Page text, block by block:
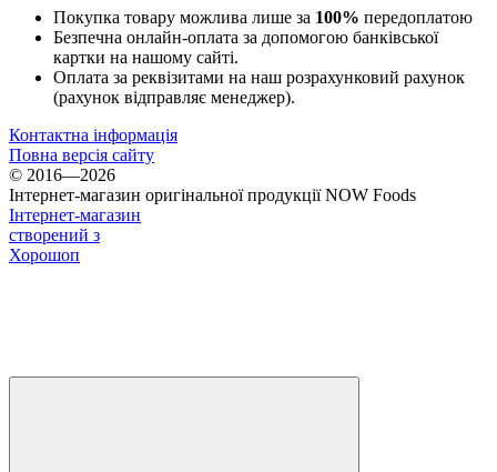
Покупка товару можлива лише за 100% передоплатою
Безпечна онлайн-оплата за допомогою банківської
картки на нашому сайті.
Оплата за реквізитами на наш розрахунковий рахунок
(рахунок відправляє менеджер).
Контактна інформація
Повна версія сайту
© 2016—2026
Інтернет-магазин оригінальної продукції NOW Foods
Інтернет-магазин
створений з
Хорошоп